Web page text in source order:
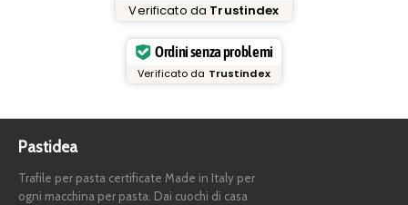
Verificato da Trustindex
Ordini senza problemi
Verificato da Trustindex
Pastidea
Trafile per pasta certificate Made in Italy per
ogni macchina per pasta. Dai cuochi di casa